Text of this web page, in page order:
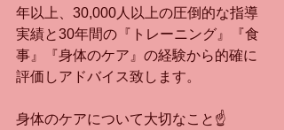
年以上、30,000人以上の圧倒的な指導
実績と30年間の『トレーニング』『食
事』『身体のケア』の経験から的確に
評価しアドバイス致します。
身体のケアについて大切なこと☝️